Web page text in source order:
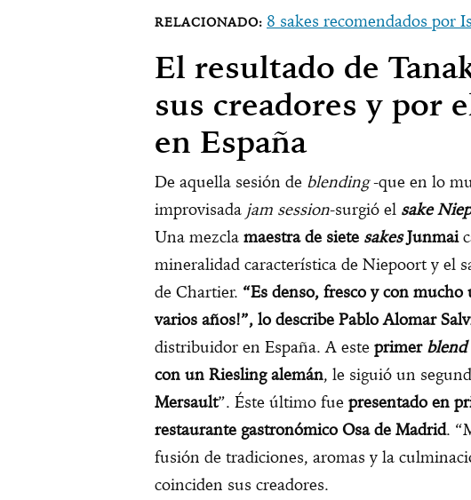
8 sakes recomendados por
El resultado de
sus creadores y por
en España
De aquella sesión de blending-que en lo
improvisada jam session-surgió el sake
Una mezcla maestra de siete sakesJunmai
mineralidad característica de Niepoort y el
de Chartier. “Es denso, fresco y con
varios años!”, lo describe Pablo Alomar
distribuidor en España. A este primer blend
con un Riesling alemán, le siguió un
Mersault”. Éste último fue presentado en
restaurante gastronómico Osa de Madrid.
fusión de tradiciones, aromas y la
coinciden sus creadores.